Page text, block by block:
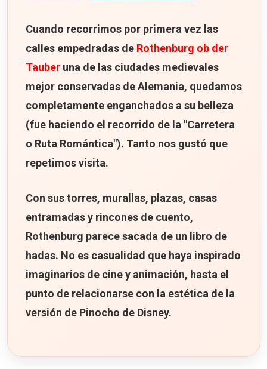
Subir a la torre del Ayuntamiento
Información práctica 2026
La leyenda del Meistertrunk
Curiosidad
Lo mejor del Plönlein
Las dos torres del Plönlein
Dato histórico
Cuándo visitar el Plönlein
Cuando recorrimos por primera vez las
calles empedradas de Rothenburg ob der
Tauber una de las ciudades medievales
mejor conservadas de Alemania, quedamos
completamente enganchados a su belleza
(fue haciendo el recorrido de la "Carretera
o Ruta Romántica"). Tanto nos gustó que
repetimos visita.
Con sus torres, murallas, plazas, casas
entramadas y rincones de cuento,
Rothenburg parece sacada de un libro de
hadas. No es casualidad que haya inspirado
imaginarios de cine y animación, hasta el
punto de relacionarse con la estética de la
versión de Pinocho de Disney.